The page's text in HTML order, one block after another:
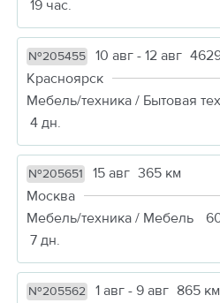
19 час.
№205455 10 авг - 12 авг
Красноярск
Мебель/техника / Бытовая
4 дн.
№205651 15 авг 365 км
Москва
Мебель/техника / Мебель
7 дн.
№205562 1 авг - 9 авг 865 км